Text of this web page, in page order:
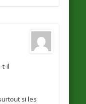
t-il
si les